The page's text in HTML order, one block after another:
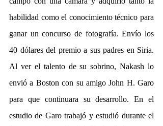
habilidad como el conocimiento técnico para
ganar un concurso de fotografía. Envío los
40 dólares del premio a sus padres en Siria.
Al ver el talento de su sobrino, Nakash lo
envió a Boston con su amigo John H. Garo
para que continuara su desarrollo. En el
estudio de Garo trabajó y estudió durante el